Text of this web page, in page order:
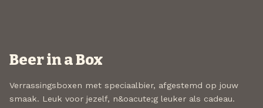
Beer in a Box
Verrassingsboxen met speciaalbier, afgestemd op jouw
smaak. Leuk voor jezelf, n&oacute;g leuker als cadeau.